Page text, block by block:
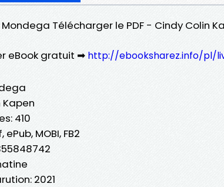
Télécharger le PDF - Cindy Colin
eBook gratuit ➡ http://ebooksharez.info/pl/
Kapen
410
MOBI, FB2
2021